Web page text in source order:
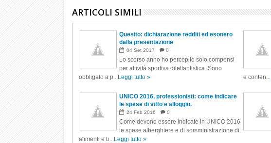
ARTICOLI SIMILI
Quesito: dichiarazione redditi ed esonero
dalla presentazione
04 Set 2017 0
Lo scorso anno ho percepito solo compensi
per attività sportiva dilettantistica. Sono
obbligato a p...Leggi tutto »
e conten...
UNICO 2016, professionisti: come indicare
le spese di vitto e alloggio.
24 Feb 2016 0
Come devono essere indicate in UNICO 2016
le spese alberghiere e di somministrazione di
alimenti e b...Leggi tutto »